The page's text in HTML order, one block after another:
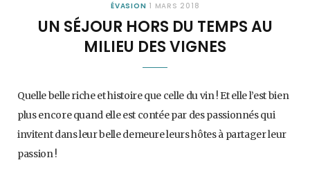
ÉVASION 1 MARS 2018
UN SÉJOUR HORS DU TEMPS AU
MILIEU DES VIGNES
Quelle belle riche et histoire que celle du vin ! Et elle l’est bien
plus encore quand elle est contée par des passionnés qui
invitent dans leur belle demeure leurs hôtes à partager leur
passion !